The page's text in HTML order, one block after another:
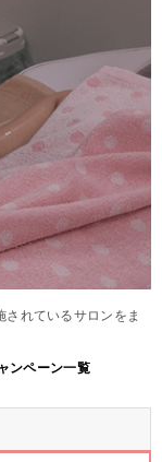
れているサロンをま
ンペーン一覧